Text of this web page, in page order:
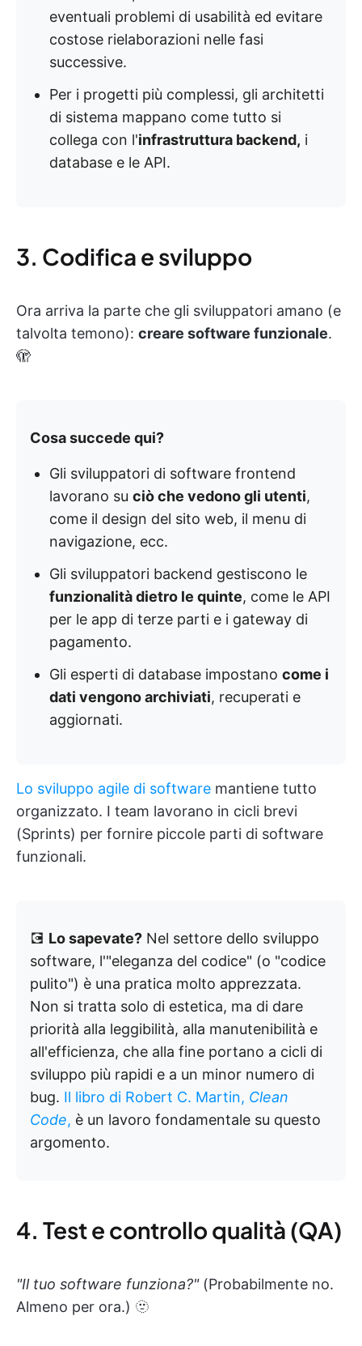
eventuali problemi di usabilità ed evitare
costose rielaborazioni nelle fasi
successive.
Per i progetti più complessi, gli architetti
di sistema mappano come tutto si
collega con l'infrastruttura backend, i
database e le API.
3. Codifica e sviluppo
Ora arriva la parte che gli sviluppatori amano (e
talvolta temono): creare software funzionale.
🫣
Cosa succede qui?
Gli sviluppatori di software frontend
lavorano su ciò che vedono gli utenti,
come il design del sito web, il menu di
navigazione, ecc.
Gli sviluppatori backend gestiscono le
funzionalità dietro le quinte, come le API
per le app di terze parti e i gateway di
pagamento.
Gli esperti di database impostano come i
dati vengono archiviati, recuperati e
aggiornati.
Lo sviluppo agile di software mantiene tutto
organizzato. I team lavorano in cicli brevi
(Sprints) per fornire piccole parti di software
funzionali.
💽 Lo sapevate? Nel settore dello sviluppo
software, l'"eleganza del codice" (o "codice
pulito") è una pratica molto apprezzata.
Non si tratta solo di estetica, ma di dare
priorità alla leggibilità, alla manutenibilità e
all'efficienza, che alla fine portano a cicli di
sviluppo più rapidi e a un minor numero di
bug. Il libro di Robert C. Martin, Clean
Code, è un lavoro fondamentale su questo
argomento.
4. Test e controllo qualità (QA)
"Il tuo software funziona?" (Probabilmente no.
Almeno per ora.) 🫥